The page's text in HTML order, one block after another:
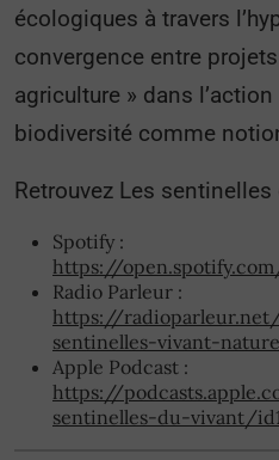
écologiques à travers
convergence entre projets
agriculture » dans
biodiversité comme
Retrouvez Les sentinelles
Spotify :
https://
Radio Parleur :
https://
sentinelles-vivant-
Apple Podcast :
https://
sentinelles-du-vivant/